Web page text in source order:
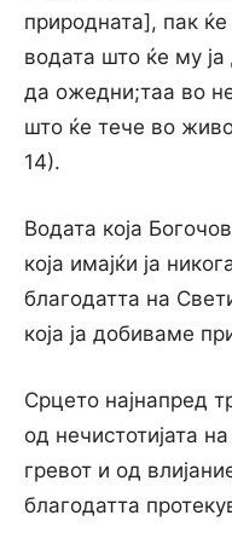
природната], пак
водата што ќе му
да ожедни;таа во
што ќе тече во
14).
Водата која
која имајќи ја
благодатта на
која ја добиваме
Срцето најнапред
од нечистотијата
гревот и од
благодатта